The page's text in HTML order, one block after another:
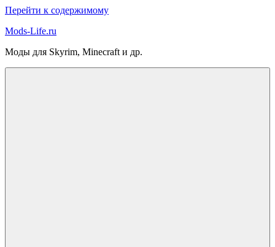
Перейти к содержимому
Mods-Life.ru
Моды для Skyrim, Minecraft и др.